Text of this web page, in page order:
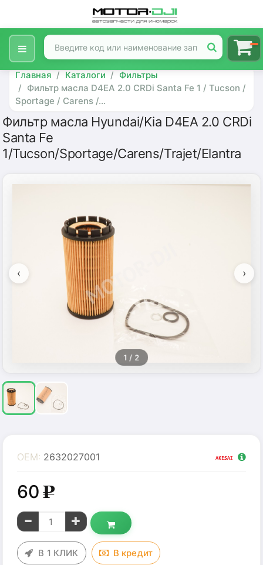
Главная Каталоги
Фильтры
Фильтр масла D4EA 2.0 CRDi Santa Fe 1 / Tucson /
Sportage / Carens /...
Фильтр масла Hyundai/Kia D4EA 2.0 CRDi
Santa Fe
1/Tucson/Sportage/Carens/Trajet/Elantra
1 / 2
‹ ›
OEM: 2632027001
60g
В 1 КЛИК В кредит